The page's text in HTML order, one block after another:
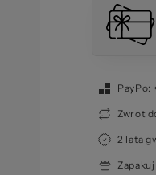
PayPo:
Zwrot
2 lata